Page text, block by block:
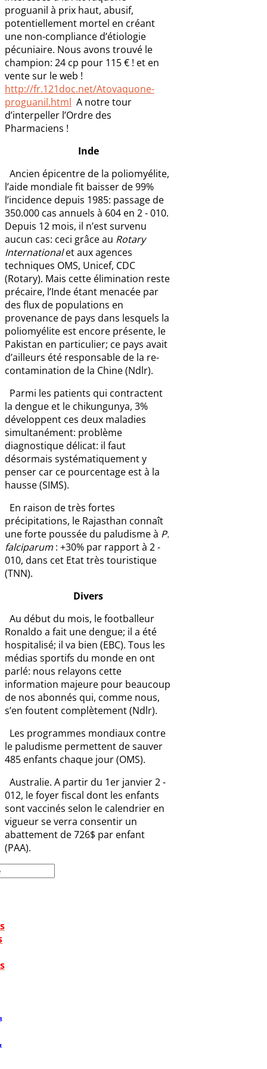
proguanil à prix haut, abusif,
potentiellement mortel en créant
une non-compliance d’étiologie
pécuniaire. Nous avons trouvé le
champion: 24 cp pour 115 € ! et en
vente sur le web !
http://fr.121doc.net/Atovaquone-
proguanil.html A notre tour
d’interpeller l’Ordre des
Pharmaciens !
Inde
Ancien épicentre de la poliomyélite,
l’aide mondiale fit baisser de 99%
l’incidence depuis 1985: passage de
350.000 cas annuels à 604 en 2 - 010.
Depuis 12 mois, il n’est survenu
aucun cas: ceci grâce au Rotary
Internationalet aux agences
techniques OMS, Unicef, CDC
(Rotary). Mais cette élimination reste
précaire, l’Inde étant menacée par
des flux de populations en
provenance de pays dans lesquels la
poliomyélite est encore présente, le
Pakistan en particulier; ce pays avait
d’ailleurs été responsable de la re-
contamination de la Chine (Ndlr).
Parmi les patients qui contractent
la dengue et le chikungunya, 3%
développent ces deux maladies
simultanément: problème
diagnostique délicat: il faut
désormais systématiquement y
penser car ce pourcentage est à la
hausse (SIMS).
En raison de très fortes
précipitations, le Rajasthan connaît
une forte poussée du paludisme à P.
falciparum : +30% par rapport à 2 -
010, dans cet Etat très touristique
(TNN).
Divers
Au début du mois, le footballeur
Ronaldo a fait une dengue; il a été
hospitalisé; il va bien (EBC). Tous les
médias sportifs du monde en ont
parlé: nous relayons cette
information majeure pour beaucoup
de nos abonnés qui, comme nous,
s’en foutent complètement (Ndlr).
Les programmes mondiaux contre
le paludisme permettent de sauver
485 enfants chaque jour (OMS).
Australie. A partir du 1er janvier 2 -
012, le foyer fiscal dont les enfants
sont vaccinés selon le calendrier en
vigueur se verra consentir un
abattement de 726$ par enfant
(PAA).